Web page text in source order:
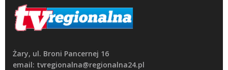
Żary, ul. Broni Pancernej 16
email: tvregionalna@regionalna24.pl